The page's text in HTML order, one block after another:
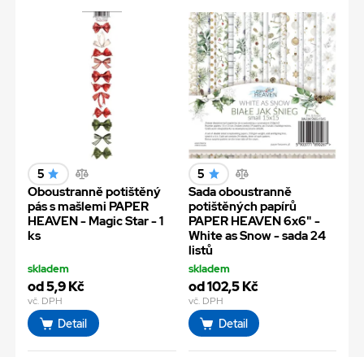
5
Oboustranně potištěný
pás s mašlemi PAPER
HEAVEN - Magic Star - 1
ks
skladem
od 5,9 Kč
vč. DPH
Detail
5
Sada oboustranně
potištěných papírů
PAPER HEAVEN 6x6" -
White as Snow - sada 24
listů
skladem
od 102,5 Kč
vč. DPH
Detail